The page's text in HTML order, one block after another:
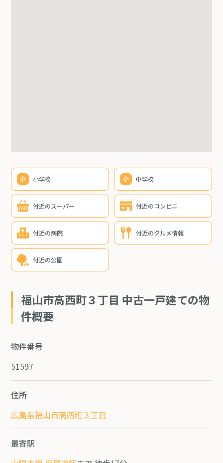
小学校 中学校
付近のスーパー 付近のコンビニ
付近の病院 付近のグルメ情報
付近の公園
福山市高西町３丁目 中古一戸建ての物
件概要
物件番号
51597
住所
広島県福山市高西町３丁目
最寄駅